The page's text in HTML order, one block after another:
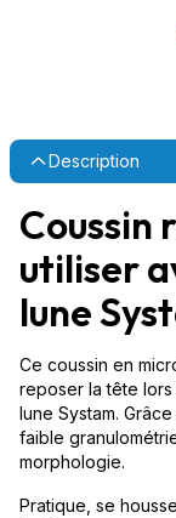
Description
Coussin
utiliser
lune
Ce coussin en
reposer la tête
lune Systam.
faible
morphologie.
Pratique, se